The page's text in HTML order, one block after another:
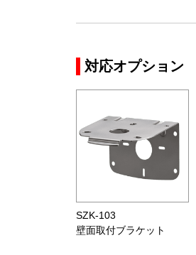
対応オプション
SZK-103
壁面取付ブラケット